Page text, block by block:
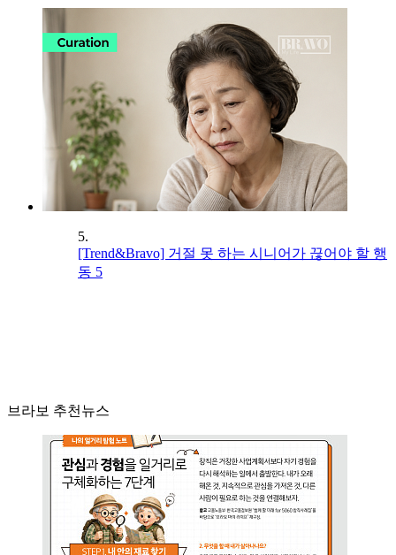
5.
[Trend&Bravo] 거절 못 하는 시니어가 끊어야 할 행
동 5
브라보 추천뉴스